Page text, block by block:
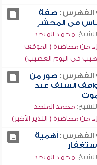
الفهرس: صفة
في المحشر
للشيخ: محمد المنجد
من محاضرة ( الموقف
في اليوم العصيب)
الفهرس: صور من
السلف عند
للشيخ: محمد المنجد
من محاضرة ( النذير الأخير)
الفهرس:أهمية
للشيخ: محمد المنجد